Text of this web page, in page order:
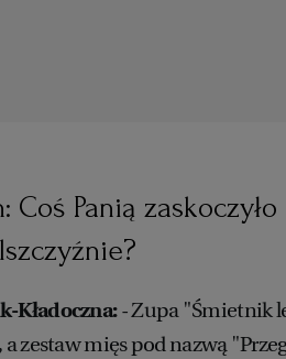
Panią zaskoczyło
Kładoczna:- Zupa "Śmietnik
a zestaw mięs pod nazwą